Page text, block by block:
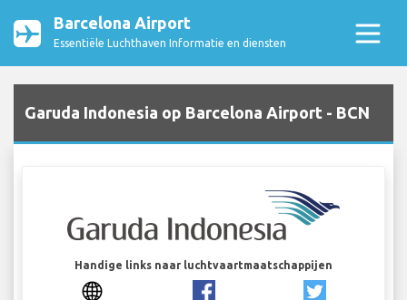
Barcelona Airport
Essentiële Luchthaven Informatie en diensten
Garuda Indonesia op Barcelona Airport - BCN
Handige links naar luchtvaartmaatschappijen